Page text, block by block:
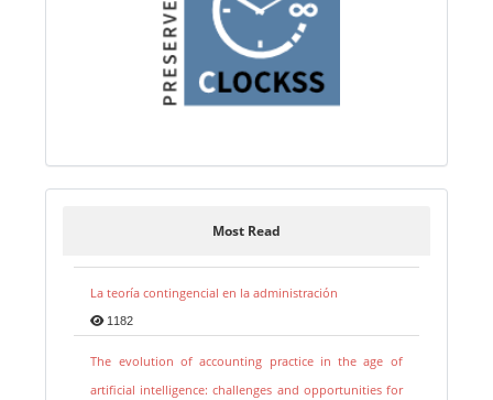
Most Read
La teoría contingencial en la administración
1182
The evolution of accounting practice in the age of
artificial intelligence: challenges and opportunities for